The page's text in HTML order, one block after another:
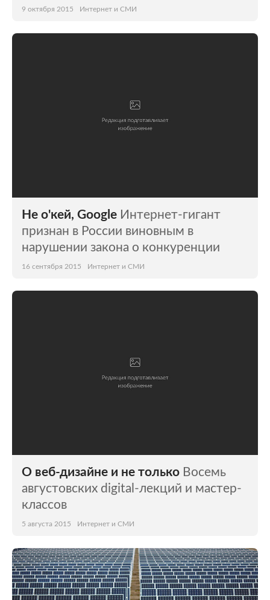
9 октября 2015 Интернет и СМИ
Не о'кей, Google Интернет-гигант
признан в России виновным в
нарушении закона о конкуренции
16 сентября 2015 Интернет и СМИ
О веб-дизайне и не только Восемь
августовских digital-лекций и мастер-
классов
5 августа 2015 Интернет и СМИ